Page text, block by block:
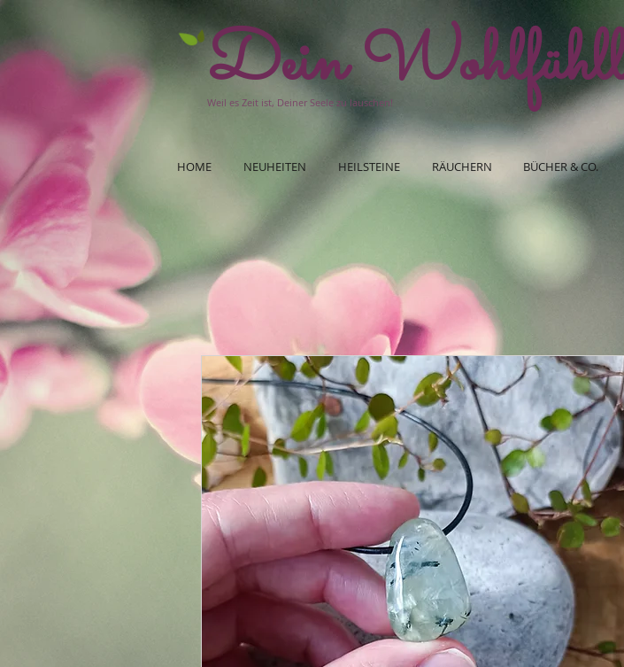
Dein
Weil es Zeit ist, Deiner Seele zu lauschen!
HOME NEUHEITEN HEILSTEINE RÄUCHERN BÜCHER & CO.